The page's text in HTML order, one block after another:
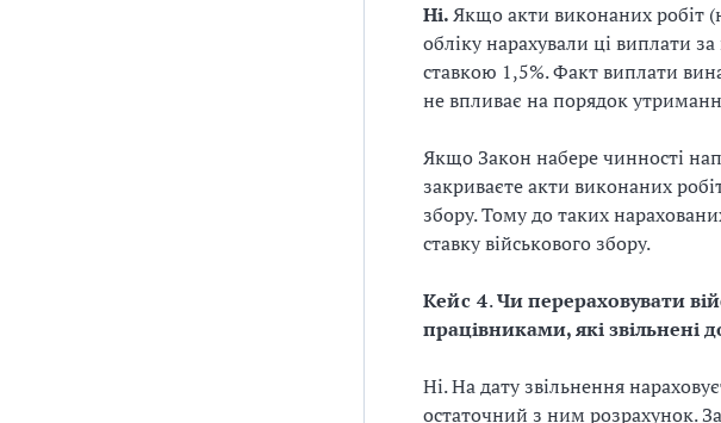
Ні.Якщо акти виконаних робіт
обліку нарахували ці виплати
ставкою 1,5%. Факт виплати
не впливає на порядок
Якщо Закон набере чинності
закриваєте акти виконаних
збору. Тому до таких
ставку військового збору.
Кейс 4.Чи перераховувати
працівниками, які
Ні. На дату звільнення
остаточний з ним розрахунок.